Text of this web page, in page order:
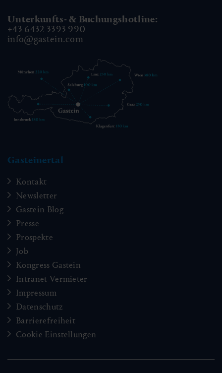
Unterkunfts- & Buchungshotline:
+43 6432 3393 990
info@gastein.com
Gasteinertal
Kontakt
Newsletter
Gastein Blog
Presse
Prospekte
Job
Kongress Gastein
Intranet Vermieter
Impressum
Datenschutz
Barrierefreiheit
Cookie Einstellungen